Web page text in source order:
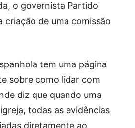
o governista Partido
criação de uma comissão
tem uma página
sobre como lidar com
diz que quando uma
todas as evidências
diretamente ao